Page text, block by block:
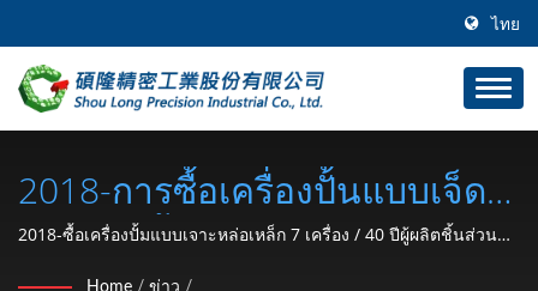
ไทย
2018-การซื้อเครื่องปั้นแบบเจ็ด
เครื่อง / ชิ้นส่วนฮาร์ดแวร์รถยนต์
2018-ซื้อเครื่องปั้มแบบเจาะหล่อเหล็ก 7 เครื่อง / 40 ปีผู้ผลิตชิ้นส่วน
Home / ข่าว /